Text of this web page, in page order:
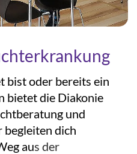
bist oder bereits ein
bietet die Diakonie
und
dich
aus der